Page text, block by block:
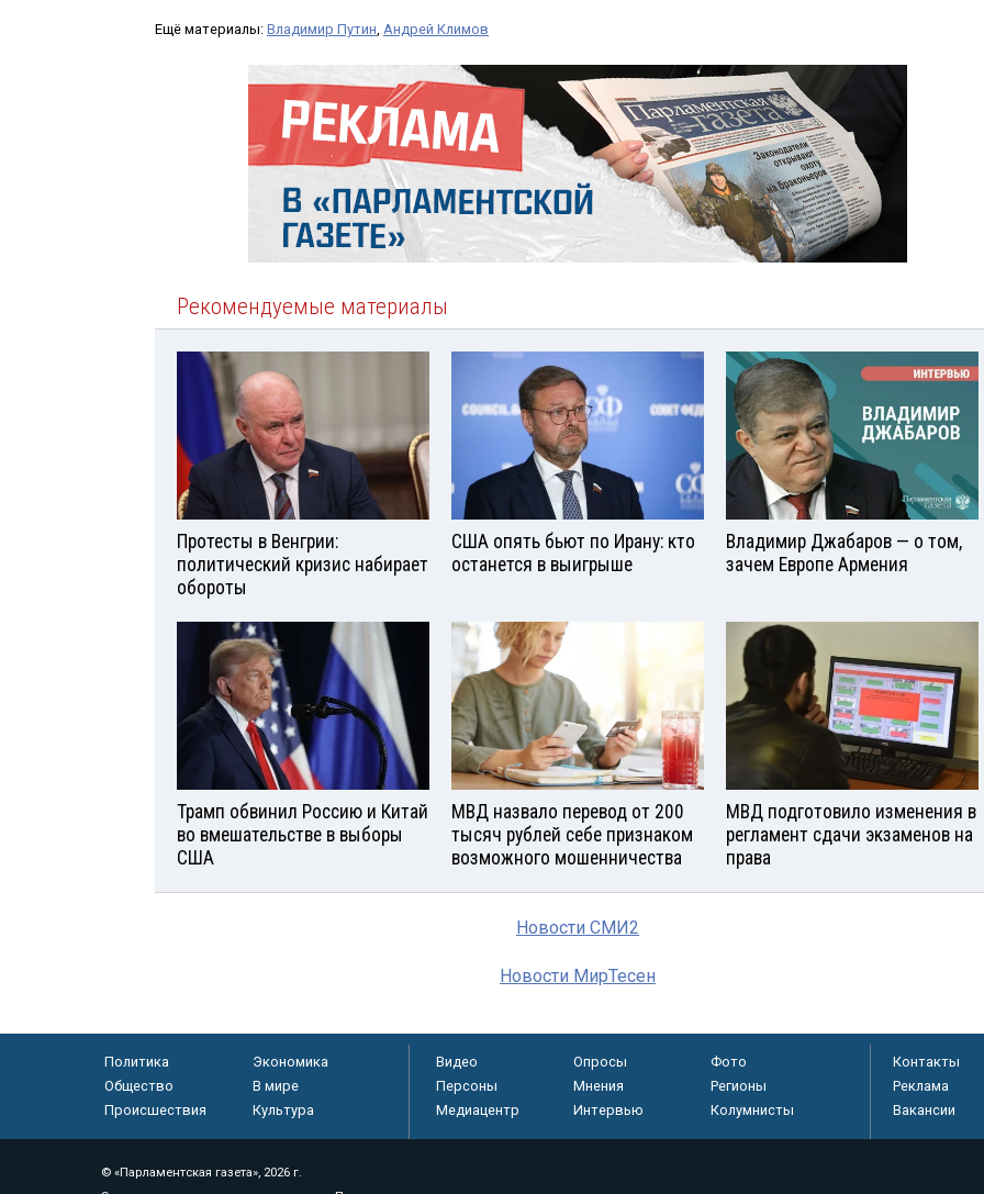
Ещё материалы: Владимир Путин, Андрей Климов
Рекомендуемые материалы
Протесты в Венгрии:
политический кризис набирает
обороты
США опять бьют по Ирану: кто
останется в выигрыше
Владимир Джабаров — о том,
зачем Европе Армения
Трамп обвинил Россию и Китай
во вмешательстве в выборы
США
МВД назвало перевод от 200
тысяч рублей себе признаком
возможного мошенничества
МВД подготовило изменения в
регламент сдачи экзаменов на
права
Новости СМИ2
Новости МирТесен
Политика
Экономика
Общество
В мире
Происшествия
Культура
Видео Опросы
Фото
Персоны
Мнения
Регионы
Медиацентр
Интервью Колумнисты
Контакты
Реклама
Вакансии
© «Парламентская газета», 2026 г.